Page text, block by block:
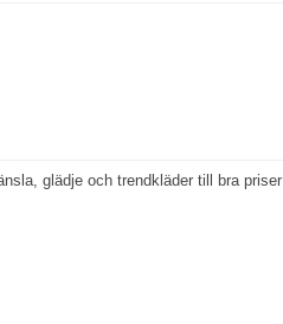
glädje och trendkläder till bra priser